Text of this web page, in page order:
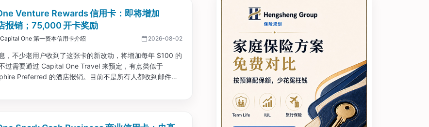
Venture Rewards 信用卡：即将增加
报销；75,000 开卡奖励
Capital One 第一资本信用卡介绍 2026-08-02
，不少老用户收到了这张卡的新改动，将增加每年 $100 的
过需要通过 Capital One Travel 来预定，有点类似于
Preferred 的酒店报销。目前不是所有人都收到邮件，